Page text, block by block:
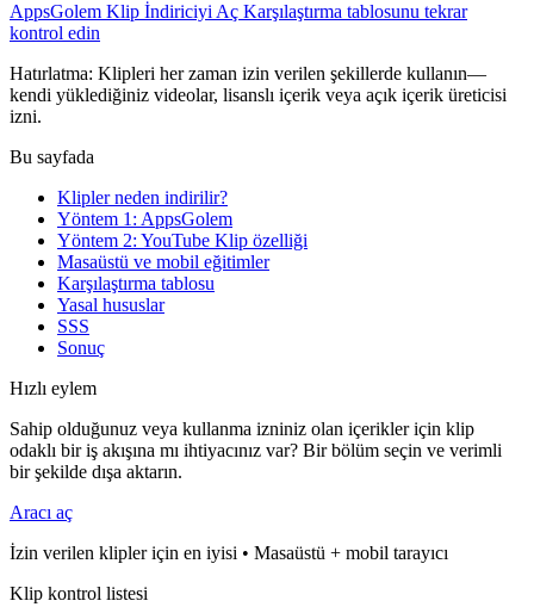
AppsGolem Klip İndiriciyi Aç Karşılaştırma tablosunu tekrar
kontrol edin
Hatırlatma: Klipleri her zaman izin verilen şekillerde kullanın—
kendi yüklediğiniz videolar, lisanslı içerik veya açık içerik üreticisi
izni.
Bu sayfada
Klipler neden indirilir?
Yöntem 1: AppsGolem
Yöntem 2: YouTube Klip özelliği
Masaüstü ve mobil eğitimler
Karşılaştırma tablosu
Yasal hususlar
SSS
Sonuç
Hızlı eylem
Sahip olduğunuz veya kullanma izniniz olan içerikler için klip
odaklı bir iş akışına mı ihtiyacınız var? Bir bölüm seçin ve verimli
bir şekilde dışa aktarın.
Aracı aç
İzin verilen klipler için en iyisi • Masaüstü + mobil tarayıcı
Klip kontrol listesi